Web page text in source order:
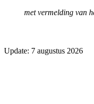
met vermelding van
Update: 7 augustus 2026